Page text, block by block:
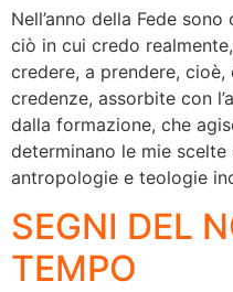
Nell’anno della Fede
ciò in cui credo
credere, a prendere,
credenze, assorbite con
dalla formazione, che
determinano le mie
antropologie e teologie
SEGNI DEL
TEMPO